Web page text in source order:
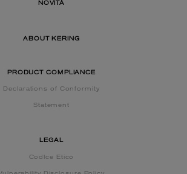
NOVITÀ
ABOUT KERING
PRODUCT COMPLIANCE
Declarations of Conformity
Statement
LEGAL
CodIce Etico